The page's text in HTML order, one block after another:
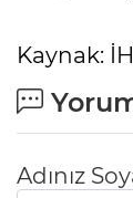
Kaynak:
Adınız